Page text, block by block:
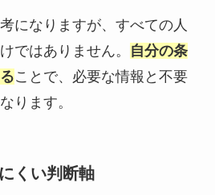
になりますが、すべての人
ではありません。
自分の条
ことで、必要な情報と不要
ります。
くい判断軸